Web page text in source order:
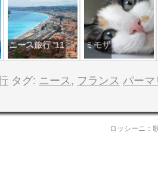
ニース旅行 '11 ミモザ
タグ: ニース, フランス パー
ロッシーニ：